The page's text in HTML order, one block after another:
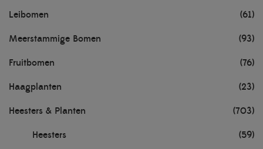
Leibomen (61)
Meerstammige Bomen (93)
Fruitbomen (76)
Haagplanten (23)
Heesters & Planten (703)
Heesters (59)